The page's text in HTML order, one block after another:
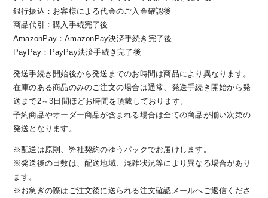
銀行振込：お客様による代金のご入金確認後
商品代引：購入手続完了後
AmazonPay：AmazonPay決済手続き完了後
PayPay：PayPay決済手続き完了後
発送手続き開始後から発送までのお時間は商品により異なります。
在庫のある商品のみのご注文の場合は通常、発送手続き開始から発
送まで2～3日間ほどお時間を頂戴しております。
予約商品やオーダー商品が含まれる場合は全ての商品が揃い次第の
発送となります。
※配送は原則、弊社契約のゆうパックでお届けします。
※発送後の日数は、配送地域、混雑状況等により異なる場合があり
ます。
※お急ぎの際はご注文後に送られる注文確認メールへご返信くださ